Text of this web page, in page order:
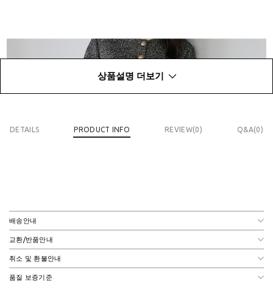
상품설명 더보기
DETAILS PRODUCT INFO REVIEW(0) Q&A(0)
배송안내
교환/반품안내
취소 및 환불안내
품질 보증기준